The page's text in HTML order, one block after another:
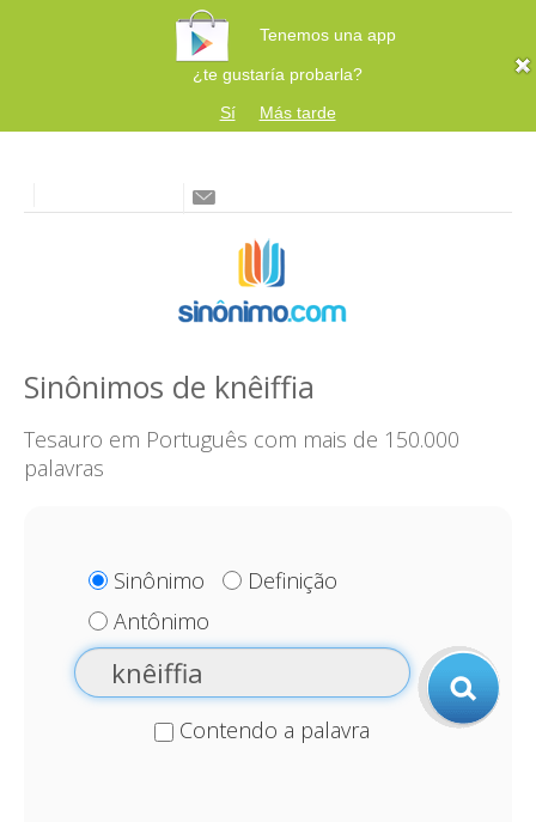
Tenemos una app
¿te gustaría probarla?
Sí
Más tarde
Sinônimos de knêiffia
Tesauro em Português com mais de 150.000
palavras
Sinônimo
Definição
Antônimo
Contendo a palavra